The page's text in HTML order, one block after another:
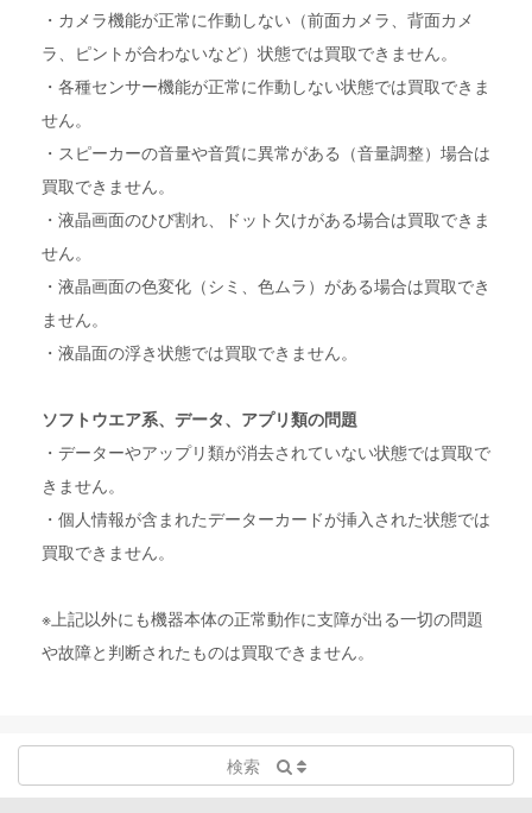
・カメラ機能が正常に作動しない（前面カメラ、背面カメ
ラ、ピントが合わないなど）状態では買取できません。
・各種センサー機能が正常に作動しない状態では買取できま
せん。
・スピーカーの音量や音質に異常がある（音量調整）場合は
買取できません。
・液晶画面のひび割れ、ドット欠けがある場合は買取できま
せん。
・液晶画面の色変化（シミ、色ムラ）がある場合は買取でき
ません。
・液晶面の浮き状態では買取できません。
ソフトウエア系、データ、アプリ類の問題
・データーやアップリ類が消去されていない状態では買取で
きません。
・個人情報が含まれたデーターカードが挿入された状態では
買取できません。
※上記以外にも機器本体の正常動作に支障が出る一切の問題
や故障と判断されたものは買取できません。
検索